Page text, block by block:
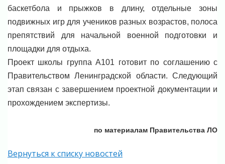
баскетбола и прыжков в длину, отдельные зоны
подвижных игр для учеников разных возрастов, полоса
препятствий для начальной военной подготовки и
площадки для отдыха.
Проект школы группа А101 готовит по соглашению с
Правительством Ленинградской области. Следующий
этап связан с завершением проектной документации и
прохождением экспертизы.
по материалам Правительства ЛО
Вернуться к списку новостей